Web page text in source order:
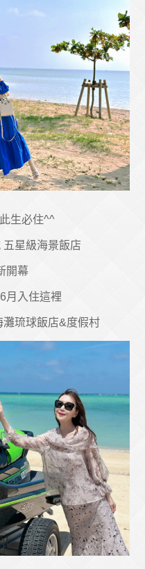
生必住^^
星級海景飯店
開幕
月入住這裡
琉球飯店&度假村